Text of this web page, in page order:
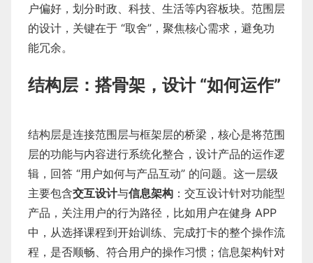
户偏好，划分时政、科技、生活等内容板块。范围层
的设计，关键在于 “取舍”，聚焦核心需求，避免功
能冗余。
结构层：搭骨架，设计 “如何运作”
结构层是连接范围层与框架层的桥梁，核心是将范围
层的功能与内容进行系统化整合，设计产品的运作逻
辑，回答 “用户如何与产品互动” 的问题。这一层级
主要包含交互设计与信息架构 ：交互设计针对功能型
产品，关注用户的行为路径，比如用户在健身 APP
中，从选择课程到开始训练、完成打卡的整个操作流
程，是否顺畅、符合用户的操作习惯；信息架构针对